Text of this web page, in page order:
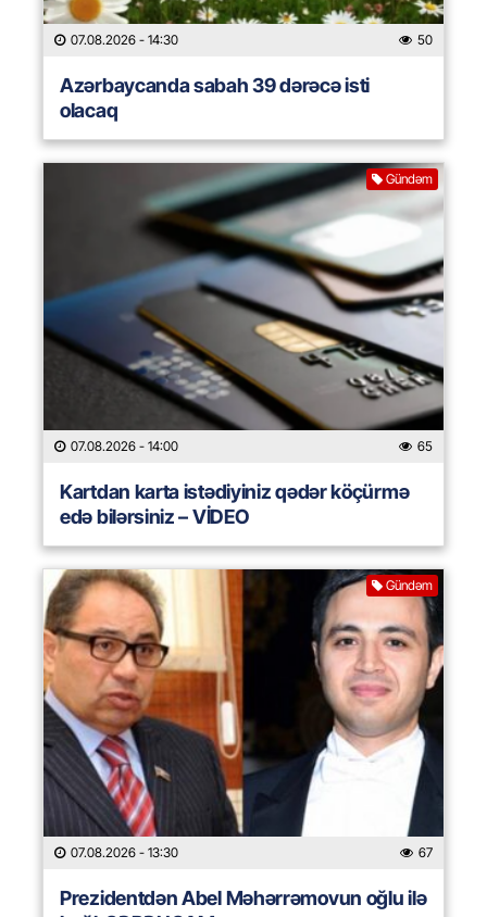
07.08.2026 - 14:30 50
Azərbaycanda sabah 39 dərəcə isti
olacaq
Gündəm
07.08.2026 - 14:00 65
Kartdan karta istədiyiniz qədər köçürmə
edə bilərsiniz – VİDEO
Gündəm
07.08.2026 - 13:30 67
Prezidentdən Abel Məhərrəmovun oğlu ilə